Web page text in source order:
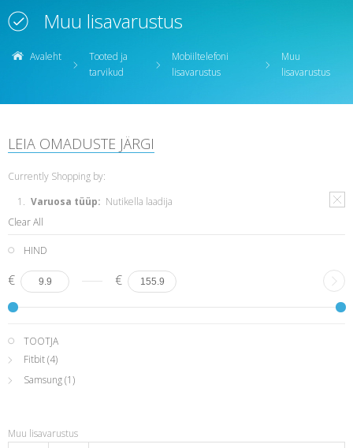
Muu lisavarustus
Avaleht
Tooted ja
tarvikud
Mobiiltelefoni
lisavarustus
Muu
lisavarustus
LEIA OMADUSTE JÄRGI
Currently Shopping by:
Varuosa tüüp: Nutikella laadija
Clear All
HIND
€ €
TOOTJA
Fitbit(4)
Samsung(1)
Muu lisavarustus